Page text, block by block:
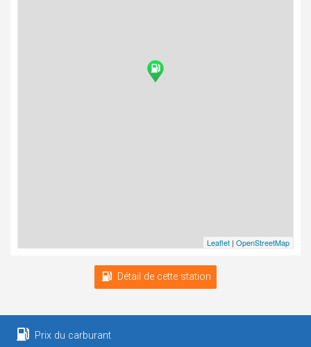
Leaflet | OpenStreetMap
Détail de cette station
Prix du carburant